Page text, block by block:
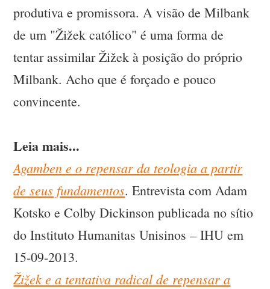
produtiva e promissora. A visão de Milbank
de um "Žižek católico" é uma forma de
tentar assimilar Žižek à posição do próprio
Milbank. Acho que é forçado e pouco
convincente.
Leia mais...
Agamben e o repensar da teologia a partir
de seus fundamentos. Entrevista com Adam
Kotsko e Colby Dickinson publicada no sítio
do Instituto Humanitas Unisinos – IHU em
15-09-2013.
Žižek e a tentativa radical de repensar a